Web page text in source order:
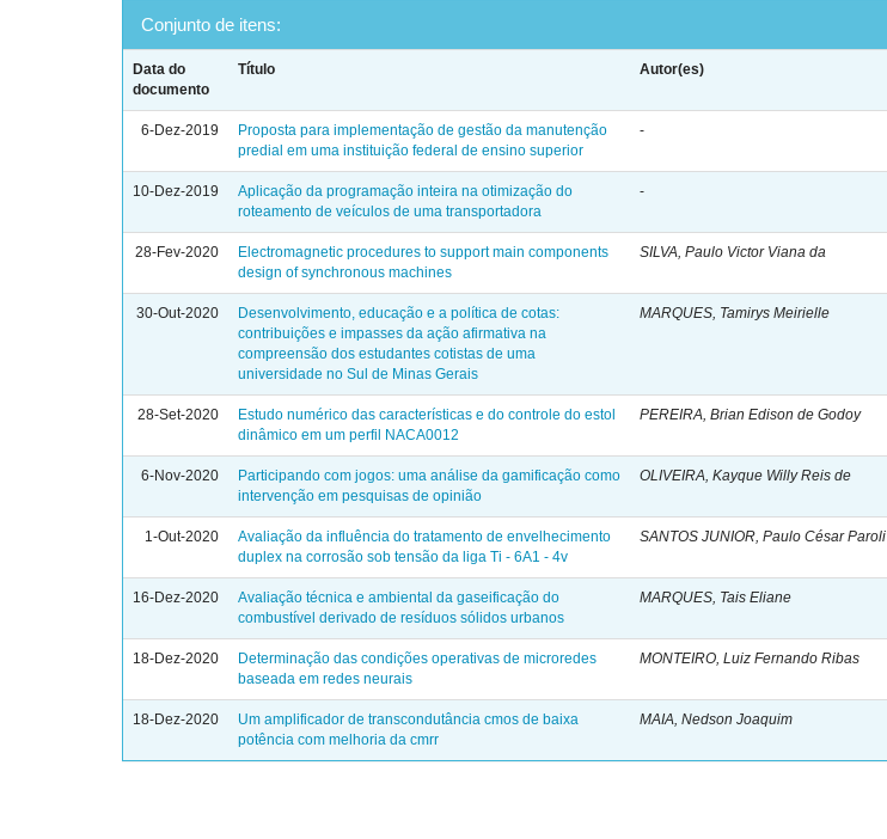
Conjunto de itens:
Data do
documento
Título Autor(es)
6-Dez-2019
Proposta para implementação de gestão da manutenção
predial em uma instituição federal de ensino superior
-
10-Dez-2019
Aplicação da programação inteira na otimização do
roteamento de veículos de uma transportadora
-
28-Fev-2020
Electromagnetic procedures to support main components
design of synchronous machines
SILVA, Paulo Victor Viana da
30-Out-2020
Desenvolvimento, educação e a política de cotas:
contribuições e impasses da ação afirmativa na
compreensão dos estudantes cotistas de uma
universidade no Sul de Minas Gerais
MARQUES, Tamirys Meirielle
28-Set-2020
Estudo numérico das características e do controle do estol
dinâmico em um perfil NACA0012
PEREIRA, Brian Edison de Godoy
6-Nov-2020
Participando com jogos: uma análise da gamificação como
intervenção em pesquisas de opinião
OLIVEIRA, Kayque Willy Reis de
1-Out-2020
Avaliação da influência do tratamento de envelhecimento
duplex na corrosão sob tensão da liga Ti - 6A1 - 4v
SANTOS JUNIOR, Paulo César Paroli
16-Dez-2020
Avaliação técnica e ambiental da gaseificação do
combustível derivado de resíduos sólidos urbanos
MARQUES, Tais Eliane
18-Dez-2020
Determinação das condições operativas de microredes
baseada em redes neurais
MONTEIRO, Luiz Fernando Ribas
18-Dez-2020
Um amplificador de transcondutância cmos de baixa
potência com melhoria da cmrr
MAIA, Nedson Joaquim